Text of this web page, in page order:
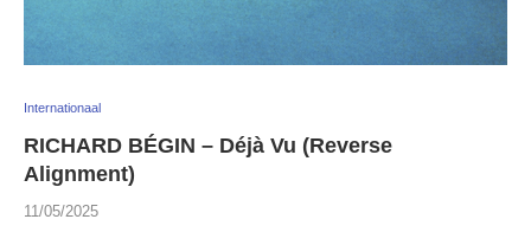
Internationaal
RICHARD BÉGIN – Déjà Vu (Reverse
Alignment)
11/05/2025